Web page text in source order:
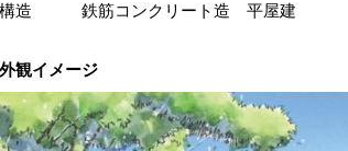
造 鉄筋コンクリート造 平屋建
観イメージ